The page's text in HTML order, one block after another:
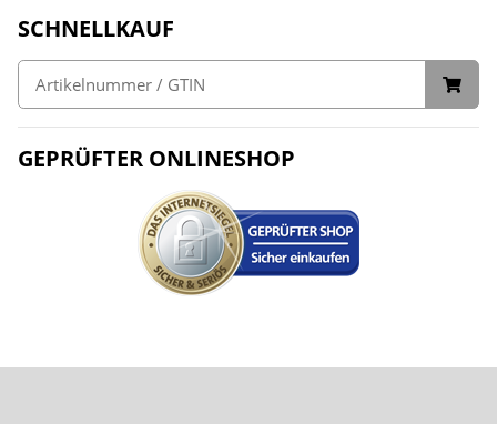
SCHNELLKAUF
GEPRÜFTER ONLINESHOP